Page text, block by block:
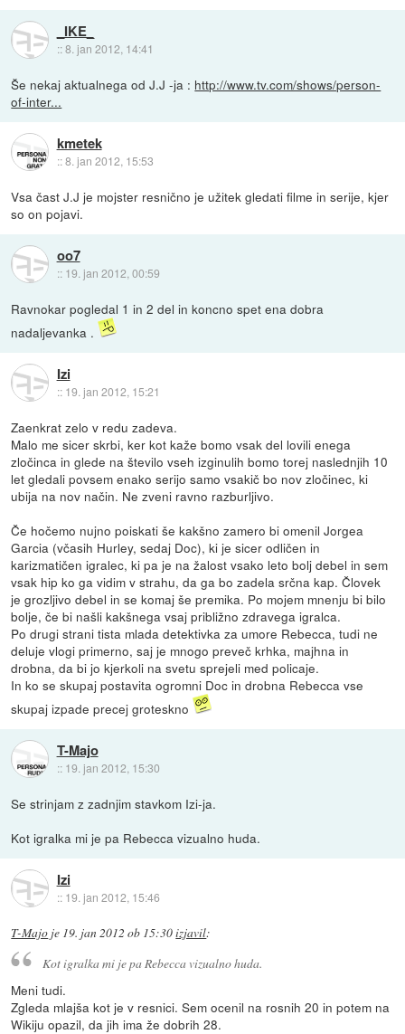
_IKE_
::8. jan 2012, 14:41
Še nekaj aktualnega od J.J -ja : http://www.tv.com/shows/person-
of-inter...
kmetek
::8. jan 2012, 15:53
Vsa čast J.J je mojster resnično je užitek gledati filme in serije, kjer
so on pojavi.
oo7
:: 19. jan 2012, 00:59
Ravnokar pogledal 1 in 2 del in koncno spet ena dobra
nadaljevanka .
Izi
:: 19. jan 2012, 15:21
Zaenkrat zelo v redu zadeva.
Malo me sicer skrbi, ker kot kaže bomo vsak del lovili enega
zločinca in glede na število vseh izginulih bomo torej naslednjih 10
let gledali povsem enako serijo samo vsakič bo nov zločinec, ki
ubija na nov način. Ne zveni ravno razburljivo.
Če hočemo nujno poiskati še kakšno zamero bi omenil Jorgea
Garcia (včasih Hurley, sedaj Doc), ki je sicer odličen in
karizmatičen igralec, ki pa je na žalost vsako leto bolj debel in sem
vsak hip ko ga vidim v strahu, da ga bo zadela srčna kap. Človek
je grozljivo debel in se komaj še premika. Po mojem mnenju bi bilo
bolje, če bi našli kakšnega vsaj približno zdravega igralca.
Po drugi strani tista mlada detektivka za umore Rebecca, tudi ne
deluje vlogi primerno, saj je mnogo preveč krhka, majhna in
drobna, da bi jo kjerkoli na svetu sprejeli med policaje.
In ko se skupaj postavita ogromni Doc in drobna Rebecca vse
skupaj izpade precej groteskno
T-Majo
:: 19. jan 2012, 15:30
Se strinjam z zadnjim stavkom Izi-ja.
Kot igralka mi je pa Rebecca vizualno huda.
Izi
:: 19. jan 2012, 15:46
T-Majo je 19. jan 2012 ob 15:30izjavil:
Kot igralka mi je pa Rebecca vizualno huda.
Meni tudi.
Zgleda mlajša kot je v resnici. Sem ocenil na rosnih 20 in potem na
Wikiju opazil, da jih ima že dobrih 28.